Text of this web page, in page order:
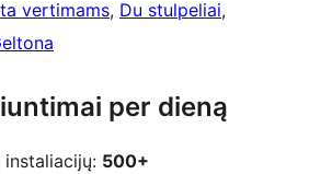
vertimams, Du stulpeliai
per dieną
500+